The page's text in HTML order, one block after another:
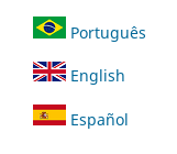
Português
English
Español